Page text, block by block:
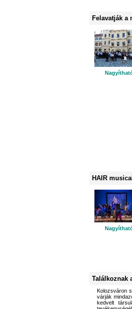
Felavatják a
HAIR
Találkoznak
Kolozsváron
várják
kedvelt